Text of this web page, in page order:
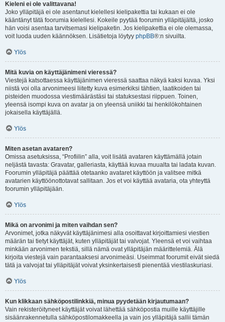
Kieleni ei ole valittavana!
Joko ylläpitäjä ei ole asentanut kielellesi kielipakettia tai kukaan ei ole
kääntänyt tätä foorumia kielellesi. Kokeile pyytää foorumin ylläpitäjältä, josko
hän voisi asentaa tarvitsemasi kielipaketin. Jos kielipakettia ei ole olemassa,
voit luoda uuden käännöksen. Lisätietoja löytyy phpBB®:n sivuilta.
Ylös
Mitä kuvia on käyttäjänimeni vieressä?
Viestejä katsottaessa käyttäjänimen vieressä saattaa näkyä kaksi kuvaa. Yksi
niistä voi olla arvonimeesi liitetty kuva esimerkiksi tähtien, laatikoiden tai
pisteiden muodossa viestimäärästäsi tai statuksestasi riippuen. Toinen,
yleensä isompi kuva on avatar ja on yleensä uniikki tai henkilökohtainen
jokaisella käyttäjällä.
Ylös
Miten asetan avataren?
Omissa asetuksissa, “Profiilin” alla, voit lisätä avataren käyttämällä jotain
neljästä tavasta: Gravatar, galleriasta, käyttää kuvaa muualta tai ladata kuvan.
Foorumin ylläpitäjä päättää otetaanko avataret käyttöön ja valitsee mitkä
avatarien käyttöönottotavat sallitaan. Jos et voi käyttää avataria, ota yhteyttä
foorumin ylläpitäjään.
Ylös
Mikä on arvonimi ja miten vaihdan sen?
Arvonimet, jotka näkyvät käyttäjänimesi alla osoittavat kirjoittamiesi viestien
määrän tai tietyt käyttäjät, kuten ylläpitäjät tai valvojat. Yleensä et voi vaihtaa
minkään arvonimen tekstiä, sillä nämä ovat ylläpitäjän määrittelemiä. Älä
kirjoita viestejä vain parantaaksesi arvonimeäsi. Useimmat foorumit eivät siedä
tätä ja valvojat tai ylläpitäjät voivat yksinkertaisesti pienentää viestilaskuriasi.
Ylös
Kun klikkaan sähköpostilinkkiä, minua pyydetään kirjautumaan?
Vain rekisteröityneet käyttäjät voivat lähettää sähköpostia muille käyttäjille
sisäänrakennetulla sähköpostilomakkeella ja vain jos ylläpitäjä sallii tämän